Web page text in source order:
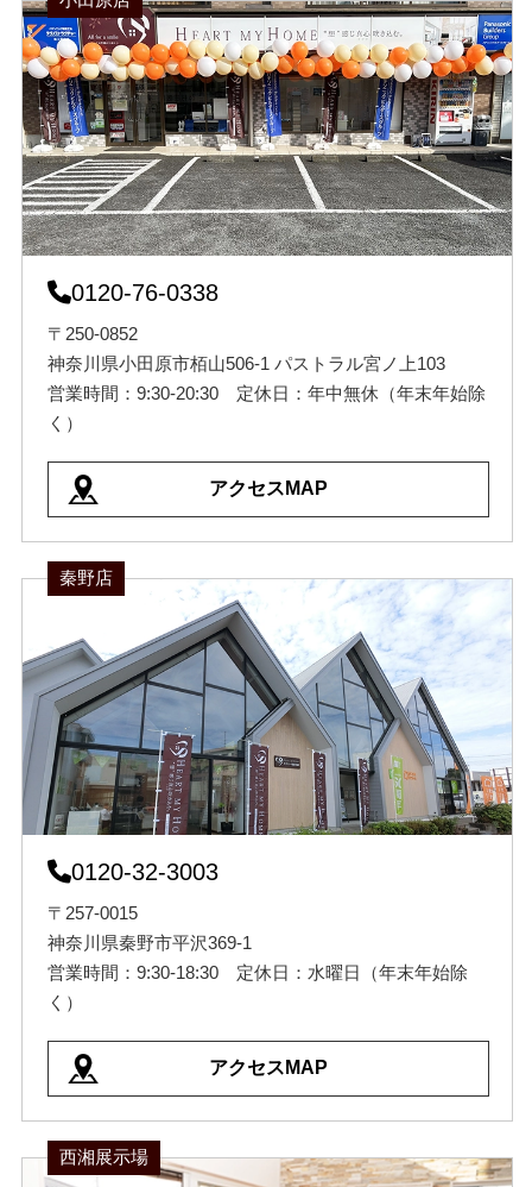
0120-76-0338
〒250-0852
神奈川県小田原市栢山506-1 パストラル宮ノ上103
営業時間：9:30-20:30 定休日：年中無休（年末年始除
く）
アクセスMAP
秦野店
0120-32-3003
〒257-0015
神奈川県秦野市平沢369-1
営業時間：9:30-18:30 定休日：水曜日（年末年始除
く）
アクセスMAP
西湘展示場